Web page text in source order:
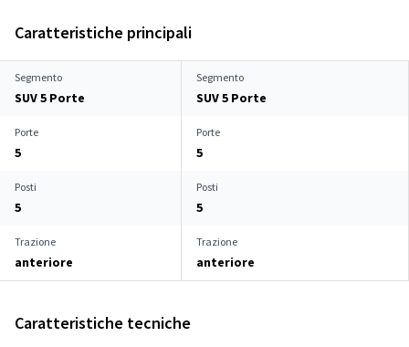
Caratteristiche principali
Segmento
SUV 5 Porte
Segmento
SUV 5 Porte
Porte
5
Porte
5
Posti
5
Posti
5
Trazione
anteriore
Trazione
anteriore
Caratteristiche tecniche